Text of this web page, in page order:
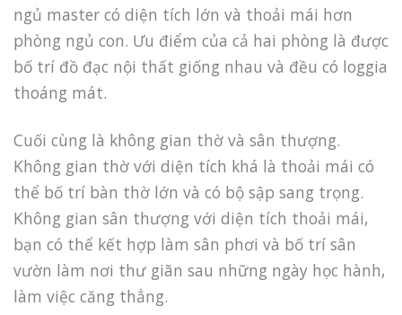
ngủ master có diện tích lớn và thoải mái hơn
phòng ngủ con. Ưu điểm của cả hai phòng là được
bố trí đồ đạc nội thất giống nhau và đều có loggia
thoáng mát.
Cuối cùng là không gian thờ và sân thượng.
Không gian thờ với diện tích khá là thoải mái có
thể bố trí bàn thờ lớn và có bộ sập sang trọng.
Không gian sân thượng với diện tích thoải mái,
bạn có thể kết hợp làm sân phơi và bố trí sân
vườn làm nơi thư giãn sau những ngày học hành,
làm việc căng thẳng.